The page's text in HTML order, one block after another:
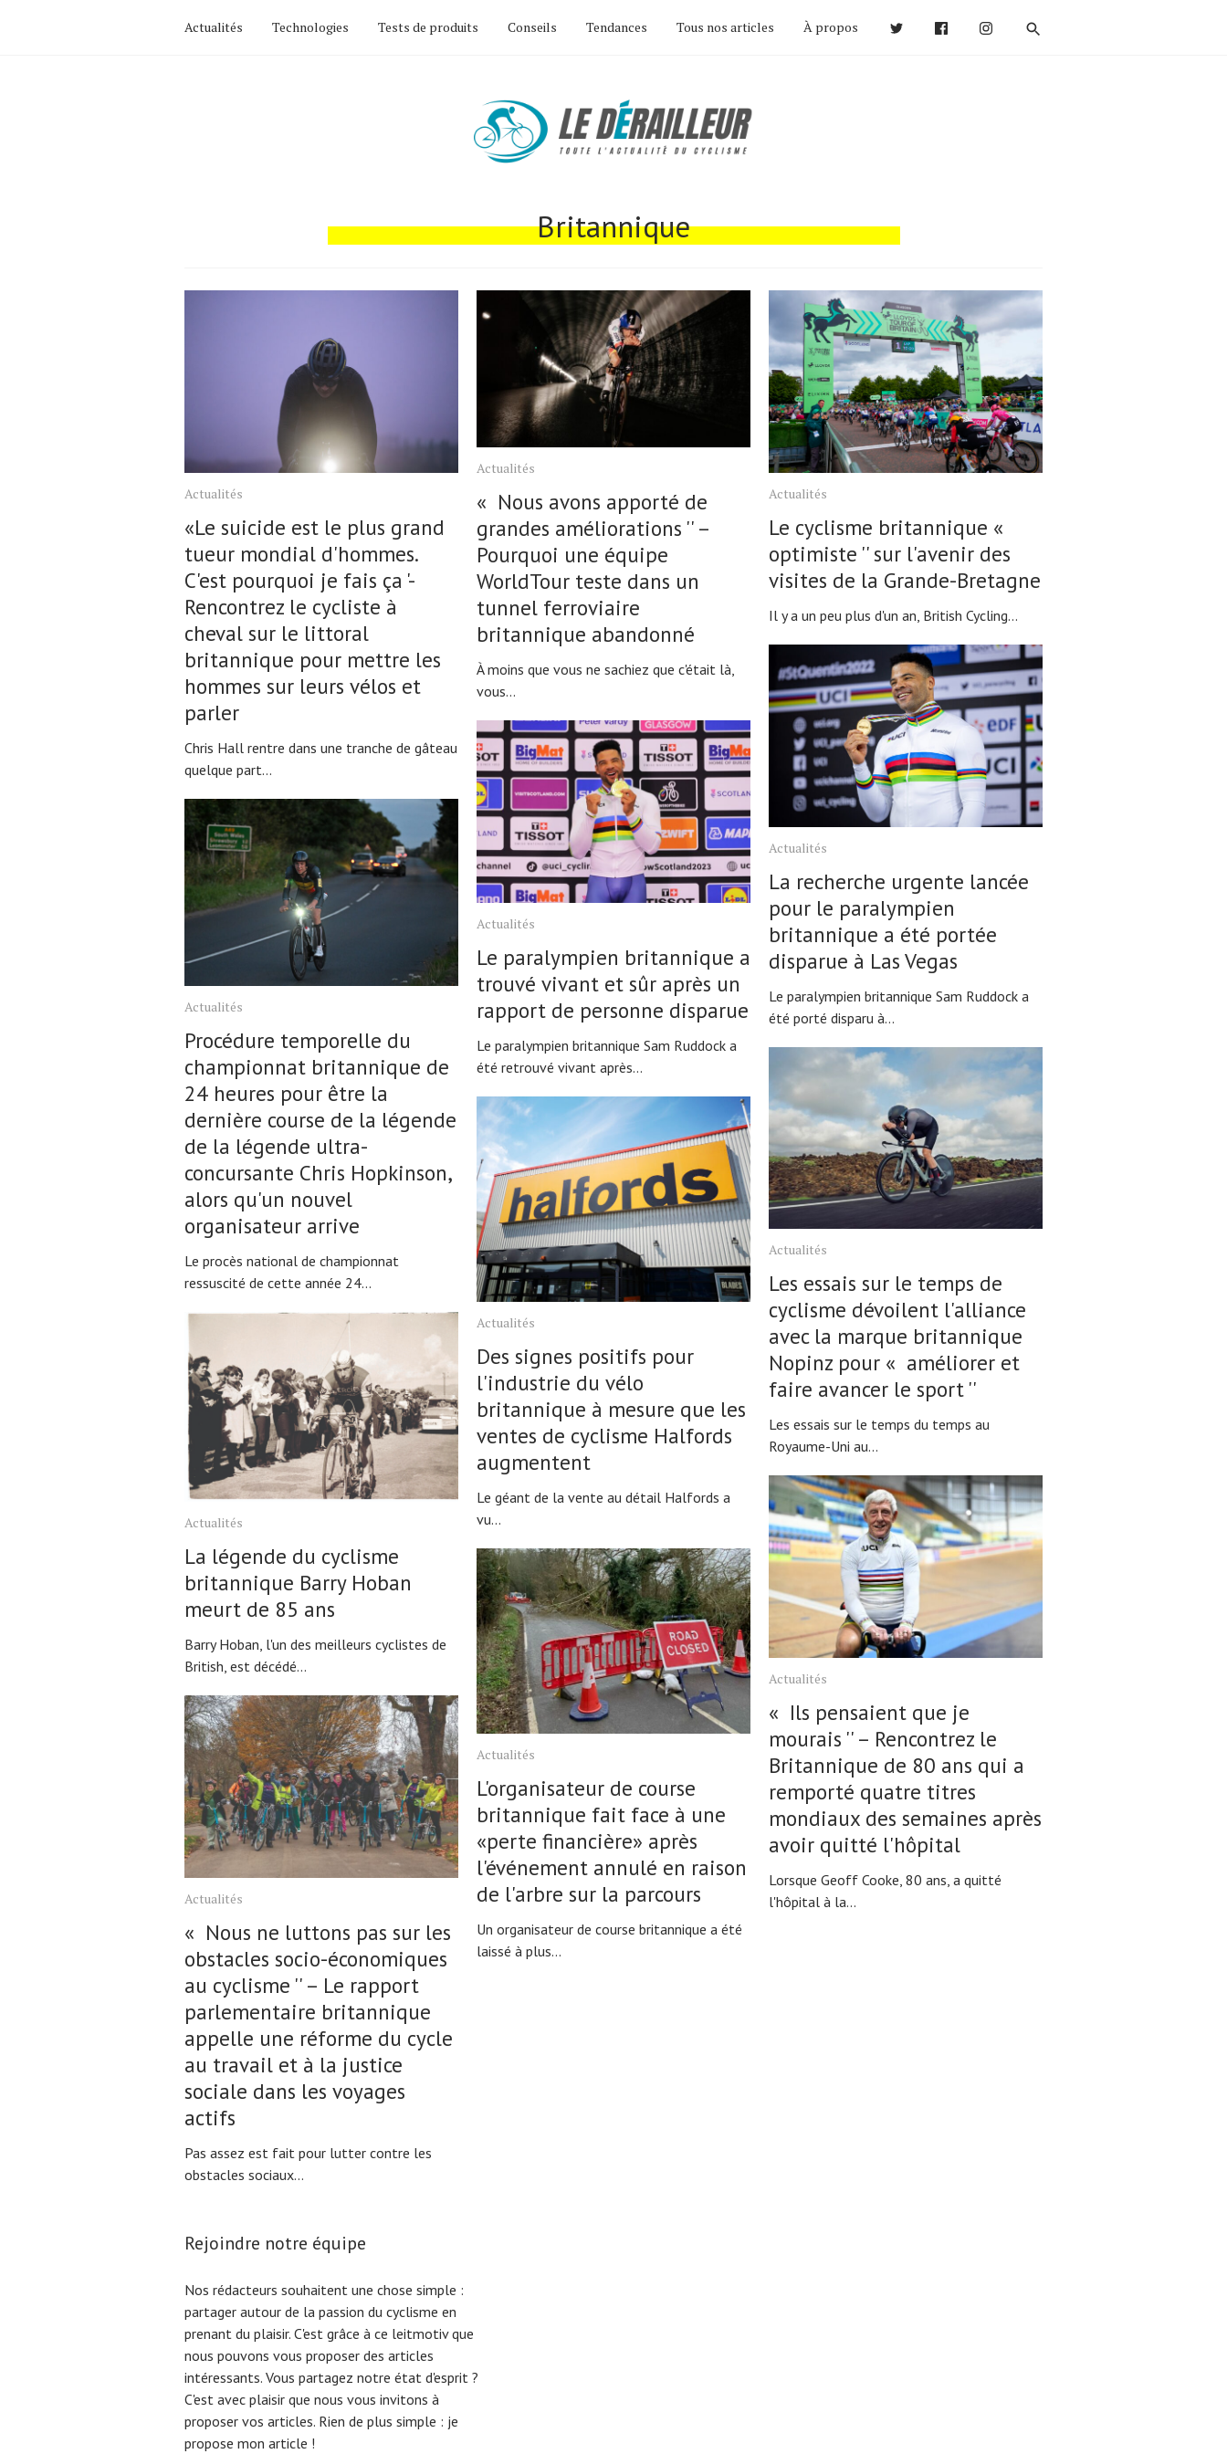
Actualités Technologies Tests de produits Conseils Tendances Tous nos articles À propos
Britannique
Actualités
«Le suicide est le plus grand
tueur mondial d'hommes.
C'est pourquoi je fais ça '-
Rencontrez le cycliste à
cheval sur le littoral
britannique pour mettre les
hommes sur leurs vélos et
parler
Chris Hall rentre dans une tranche de gâteau
quelque part...
Actualités
Procédure temporelle du
championnat britannique de
24 heures pour être la
dernière course de la légende
de la légende ultra-
concursante Chris Hopkinson,
alors qu'un nouvel
organisateur arrive
Le procès national de championnat
ressuscité de cette année 24...
Actualités
La légende du cyclisme
britannique Barry Hoban
meurt de 85 ans
Barry Hoban, l'un des meilleurs cyclistes de
British, est décédé...
Actualités
« Nous ne luttons pas sur les
obstacles socio-économiques
au cyclisme '' – Le rapport
parlementaire britannique
appelle une réforme du cycle
au travail et à la justice
sociale dans les voyages
actifs
Pas assez est fait pour lutter contre les
obstacles sociaux...
Actualités
« Nous avons apporté de
grandes améliorations '' –
Pourquoi une équipe
WorldTour teste dans un
tunnel ferroviaire
britannique abandonné
À moins que vous ne sachiez que c'était là,
vous...
Actualités
Le paralympien britannique a
trouvé vivant et sûr après un
rapport de personne disparue
Le paralympien britannique Sam Ruddock a
été retrouvé vivant après...
Actualités
Des signes positifs pour
l'industrie du vélo
britannique à mesure que les
ventes de cyclisme Halfords
augmentent
Le géant de la vente au détail Halfords a
vu...
Actualités
L'organisateur de course
britannique fait face à une
«perte financière» après
l'événement annulé en raison
de l'arbre sur la parcours
Un organisateur de course britannique a été
laissé à plus...
Actualités
Le cyclisme britannique «
optimiste '' sur l'avenir des
visites de la Grande-Bretagne
Il y a un peu plus d'un an, British Cycling...
Actualités
La recherche urgente lancée
pour le paralympien
britannique a été portée
disparue à Las Vegas
Le paralympien britannique Sam Ruddock a
été porté disparu à...
Actualités
Les essais sur le temps de
cyclisme dévoilent l'alliance
avec la marque britannique
Nopinz pour « améliorer et
faire avancer le sport ''
Les essais sur le temps du temps au
Royaume-Uni au...
Actualités
« Ils pensaient que je
mourais '' – Rencontrez le
Britannique de 80 ans qui a
remporté quatre titres
mondiaux des semaines après
avoir quitté l'hôpital
Lorsque Geoff Cooke, 80 ans, a quitté
l'hôpital à la...
Rejoindre notre équipe
Nos rédacteurs souhaitent une chose simple :
partager autour de la passion du cyclisme en
prenant du plaisir. C'est grâce à ce leitmotiv que
nous pouvons vous proposer des articles
intéressants. Vous partagez notre état d'esprit ?
C'est avec plaisir que nous vous invitons à
proposer vos articles. Rien de plus simple : je
propose mon article !